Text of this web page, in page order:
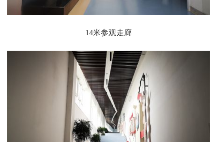
14米参观走廊